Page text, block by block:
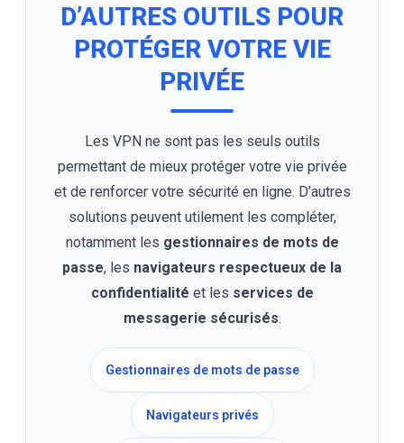
D’AUTRES OUTILS POUR
PROTÉGER VOTRE VIE
PRIVÉE
Les VPN ne sont pas les seuls outils
permettant de mieux protéger votre vie privée
et de renforcer votre sécurité en ligne. D’autres
solutions peuvent utilement les compléter,
notamment les gestionnaires de mots de
passe, les navigateurs respectueux de la
confidentialité et les services de
messagerie sécurisés.
Gestionnaires de mots de passe
Navigateurs privés